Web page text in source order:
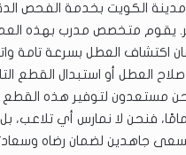
مدينة الكويت بخدمة الفحص
يقوم متخصص مدرب بهذه
العطل بسرعة تامة
العطل أو استبدال القطع
مستعدون لتوفير هذه القطع
فنحن لا نمارس أي تلاعب،
جاهدين لضمان رضاه